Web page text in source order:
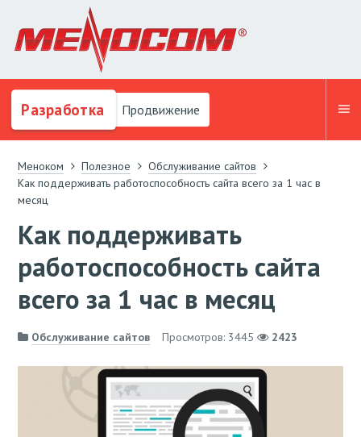
Разработка Продвижение
Меноком Полезное
Обслуживание сайтов
Как поддерживать работоспособность сайта всего за 1 час в
месяц
Как поддерживать
работоспособность сайта
всего за 1 час в месяц
Обслуживание сайтов Просмотров: 3445 2423